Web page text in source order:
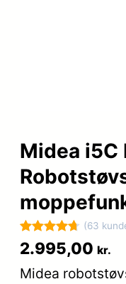
Midea i5C
Bedømt
ud af 5
63
(63
2.995,00 kr.
Midea